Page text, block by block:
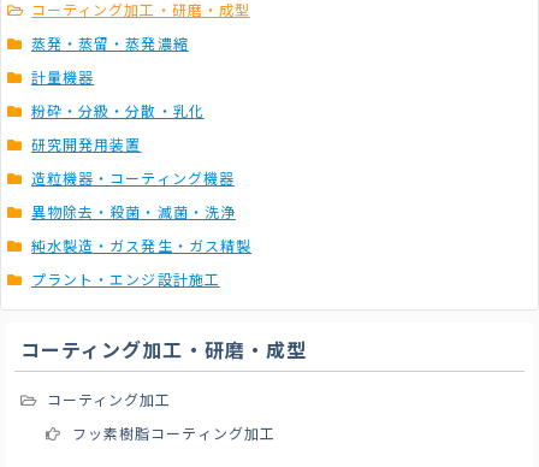
コーティング加工・研磨・成型
蒸発・蒸留・蒸発濃縮
計量機器
粉砕・分級・分散・乳化
研究開発用装置
造粒機器・コーティング機器
異物除去・殺菌・滅菌・洗浄
純水製造・ガス発生・ガス精製
プラント・エンジ設計施工
コーティング加工・研磨・成型
コーティング加工
フッ素樹脂コーティング加工